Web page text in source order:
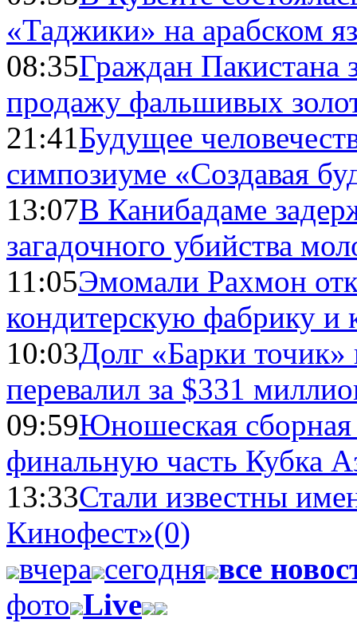
«Таджики» на арабском
08:35Граждан Пакистана
продажу фальшивых
21:41Будущее
симпозиуме «Создавая
13:07В Канибадаме
загадочного убийства
11:05Эмомали Рахмон
кондитерскую фабрику и
10:03Долг «Барки
перевалил за $331
09:59Юношеская
финальную часть Кубка
13:33Стали известны
Кинофест»(0)
вчера сегодня все
фото Live